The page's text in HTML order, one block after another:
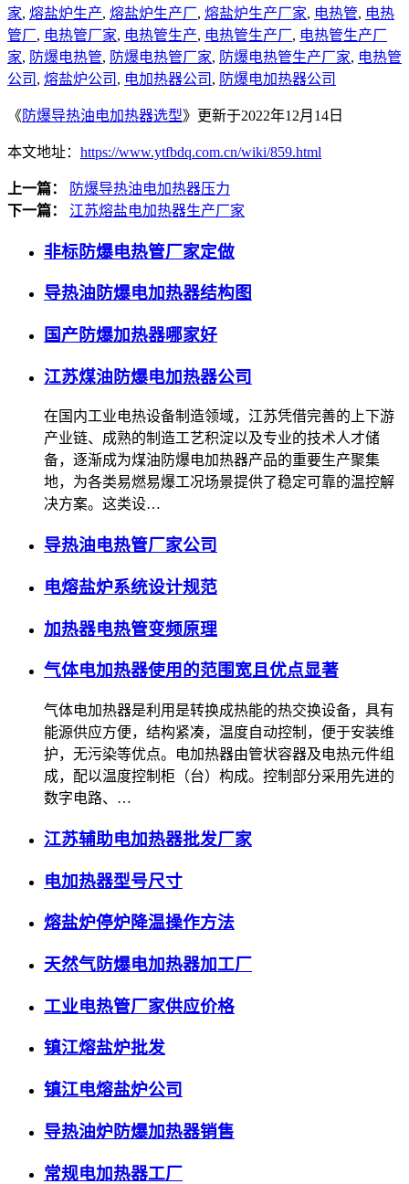
家, 熔盐炉生产, 熔盐炉生产厂, 熔盐炉生产厂家, 电热管, 电热
管厂, 电热管厂家, 电热管生产, 电热管生产厂, 电热管生产厂
家, 防爆电热管, 防爆电热管厂家, 防爆电热管生产厂家, 电热管
公司 , 熔盐炉公司 , 电加热器公司 , 防爆电加热器公司
《 防爆导热油电加热器选型》更新于2022年12月14日
本文地址： https://www.ytfbdq.com.cn/wiki/859.html
上一篇：
防爆导热油电加热器压力
下一篇：
江苏熔盐电加热器生产厂家
非标防爆电热管厂家定做
导热油防爆电加热器结构图
国产防爆加热器哪家好
江苏煤油防爆电加热器公司
在国内工业电热设备制造领域，江苏凭借完善的上下游
产业链、成熟的制造工艺积淀以及专业的技术人才储
备，逐渐成为煤油防爆电加热器产品的重要生产聚集
地，为各类易燃易爆工况场景提供了稳定可靠的温控解
决方案。这类设…
导热油电热管厂家公司
电熔盐炉系统设计规范
加热器电热管变频原理
气体电加热器使用的范围宽且优点显著
气体电加热器是利用是转换成热能的热交换设备，具有
能源供应方便，结构紧凑，温度自动控制，便于安装维
护，无污染等优点。电加热器由管状容器及电热元件组
成，配以温度控制柜（台）构成。控制部分采用先进的
数字电路、…
江苏辅助电加热器批发厂家
电加热器型号尺寸
熔盐炉停炉降温操作方法
天然气防爆电加热器加工厂
工业电热管厂家供应价格
镇江熔盐炉批发
镇江电熔盐炉公司
导热油炉防爆加热器销售
常规电加热器工厂